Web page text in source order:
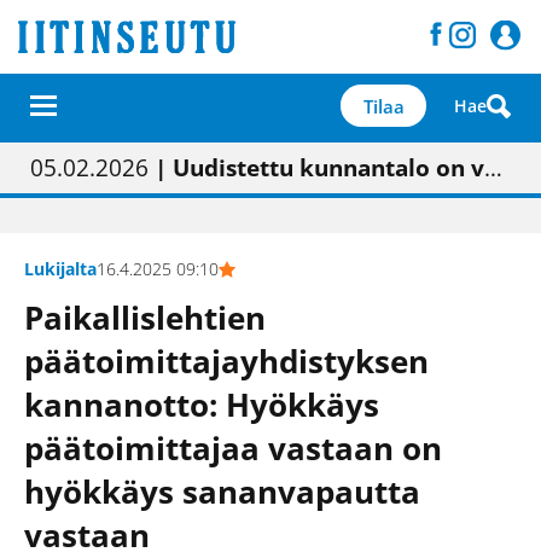
Tilaa Hae
01.02.2026 | Painon vaihtumisen pitäisi näkyä hieman parempana painojäljen laatuna lehdessä
05.02.2026 | Uudistettu kunnantalo on valoisa
23.04.2026 | “Olemme käynnistämässä uudelleen keskustavisiotyön”
09.05.2026| "Maalla on totuttu elämään omavaraisemmin kuin kaupungissa"
Lukijalta16.4.2025 09:10
Paikallislehtien
päätoimittajayhdistyksen
kannanotto: Hyökkäys
päätoimittajaa vastaan on
hyökkäys sananvapautta
vastaan